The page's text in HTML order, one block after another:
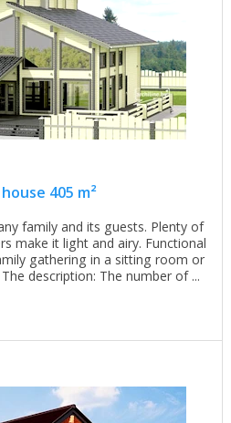
405 m²
family and its guests. Plenty of
make it light and airy. Functional
gathering in a sitting room or
description: The number of ...